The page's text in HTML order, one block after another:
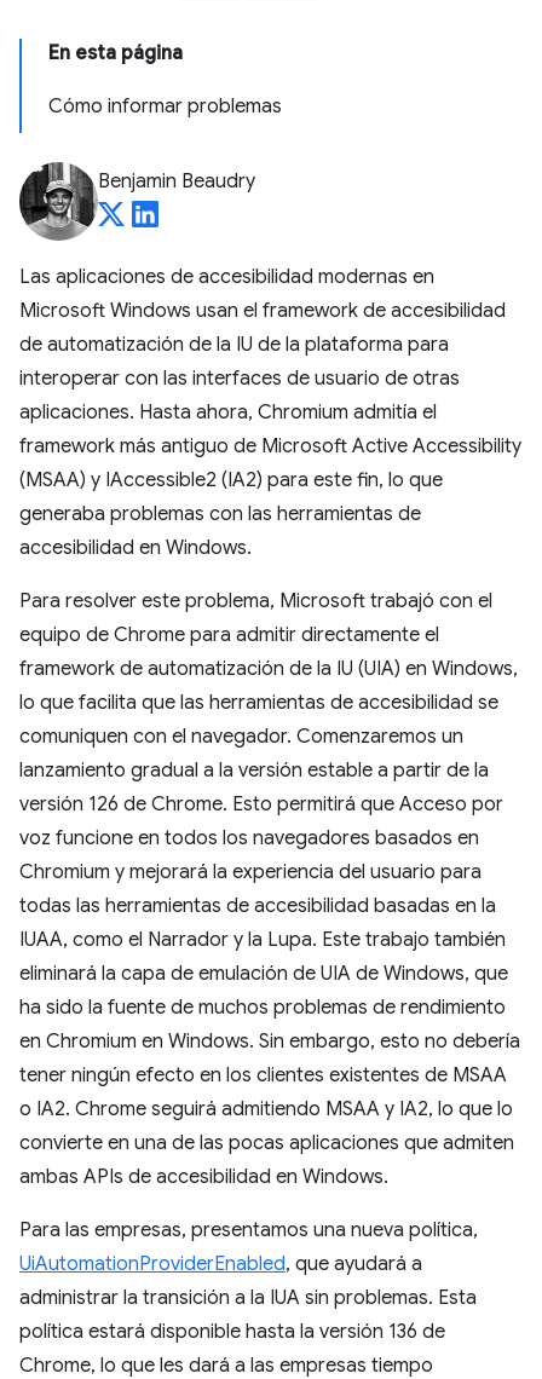
En esta página
Cómo informar problemas
Benjamin Beaudry
Las aplicaciones de accesibilidad modernas en
Microsoft Windows usan el framework de accesibilidad
de automatización de la IU de la plataforma para
interoperar con las interfaces de usuario de otras
aplicaciones. Hasta ahora, Chromium admitía el
framework más antiguo de Microsoft Active Accessibility
(MSAA) y IAccessible2 (IA2) para este fin, lo que
generaba problemas con las herramientas de
accesibilidad en Windows.
Para resolver este problema, Microsoft trabajó con el
equipo de Chrome para admitir directamente el
framework de automatización de la IU (UIA) en Windows,
lo que facilita que las herramientas de accesibilidad se
comuniquen con el navegador. Comenzaremos un
lanzamiento gradual a la versión estable a partir de la
versión 126 de Chrome. Esto permitirá que Acceso por
voz funcione en todos los navegadores basados en
Chromium y mejorará la experiencia del usuario para
todas las herramientas de accesibilidad basadas en la
IUAA, como el Narrador y la Lupa. Este trabajo también
eliminará la capa de emulación de UIA de Windows, que
ha sido la fuente de muchos problemas de rendimiento
en Chromium en Windows. Sin embargo, esto no debería
tener ningún efecto en los clientes existentes de MSAA
o IA2. Chrome seguirá admitiendo MSAA y IA2, lo que lo
convierte en una de las pocas aplicaciones que admiten
ambas APIs de accesibilidad en Windows.
Para las empresas, presentamos una nueva política,
UiAutomationProviderEnabled, que ayudará a
administrar la transición a la IUA sin problemas. Esta
política estará disponible hasta la versión 136 de
Chrome, lo que les dará a las empresas tiempo